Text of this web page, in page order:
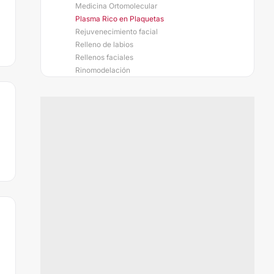
Medicina Ortomolecular
Plasma Rico en Plaquetas
Rejuvenecimiento facial
Relleno de labios
Rellenos faciales
Rinomodelación